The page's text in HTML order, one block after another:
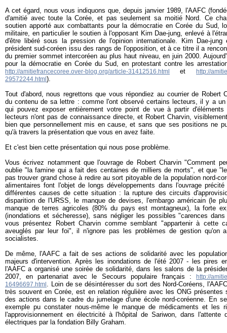
A cet égard, nous vous indiquons que, depuis janvier 1989, l'AAFC
d'amitié avec toute la Corée, et pas seulement sa moitié Nord. Ce
soutien apporté aux combattants pour la démocratie en Corée du Sud,
militaire, en particulier le soutien à l'opposant Kim Dae-jung, enlevé à
d'être libéré sous la pression de l'opinion internationale. Kim Dae-
président sud-coréen issu des rangs de l'opposition, et à ce titre il a
du premier sommet intercoréen au plus haut niveau, en juin 2000.
pour la démocratie en Corée du Sud, en protestant contre les
http://amitiefrancecoree.over-blog.org/article-31412516.html et
http://
29572244.html ).
Tout d'abord, nous regrettons que vous répondiez au courrier de Robert
du contenu de sa lettre : comme l'ont observé certains lecteurs, il y a un
qui pouvez exposer entièrement votre point de vue à partir
lecteurs n'ont pas de connaissance directe, et Robert Charvin,
bien que personnellement mis en cause, et sans que ses positions ne
qu'à travers la présentation que vous en avez faite.
Et c'est bien cette présentation qui nous pose problème.
Vous écrivez notamment que l'ouvrage de Robert Charvin "Comment
oublie "la famine qui a fait des centaines de milliers de morts", et que
pas trouver grand chose à redire au sort pitoyable de la population nord-
alimentaires font l'objet de longs développements dans l'ouvrage
différentes causes de cette situation : la rupture des circuits
disparition de l'URSS, le manque de devises, l'embargo américain (le
manque de terres agricoles (80% du pays est montagneux), la forte
(inondations et sécheresse), sans négliger les possibles "carences
vous présentez Robert Charvin comme semblant "appartenir à cette
aveuglés par leur foi", il n'ignore pas les problèmes de gestion qu'on
socialistes.
De même, l'AAFC a fait de ses actions de solidarité avec les
majeurs d'intervention. Après les inondations de l'été 2007 - les pires
l'AAFC a organisé une soirée de solidarité, dans les salons de la
2007, en partenariat avec le Secours populaire français :
http://
16496697.html . Loin de se désintéresser du sort des Nord-Coréens,
très souvent en Corée, est en relation régulière avec les ONG
des actions dans le cadre du jumelage d'une école nord-coréenne. En
exemple pu constater nous-même le manque de médicaments et les
l'approvisionnement en électricité à l'hôpital de Sariwon, dans l'attente
électriques par la fondation Billy Graham.